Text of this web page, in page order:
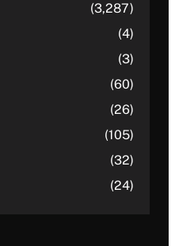
(3,287)
(4)
(3)
(60)
(26)
(105)
(32)
(24)